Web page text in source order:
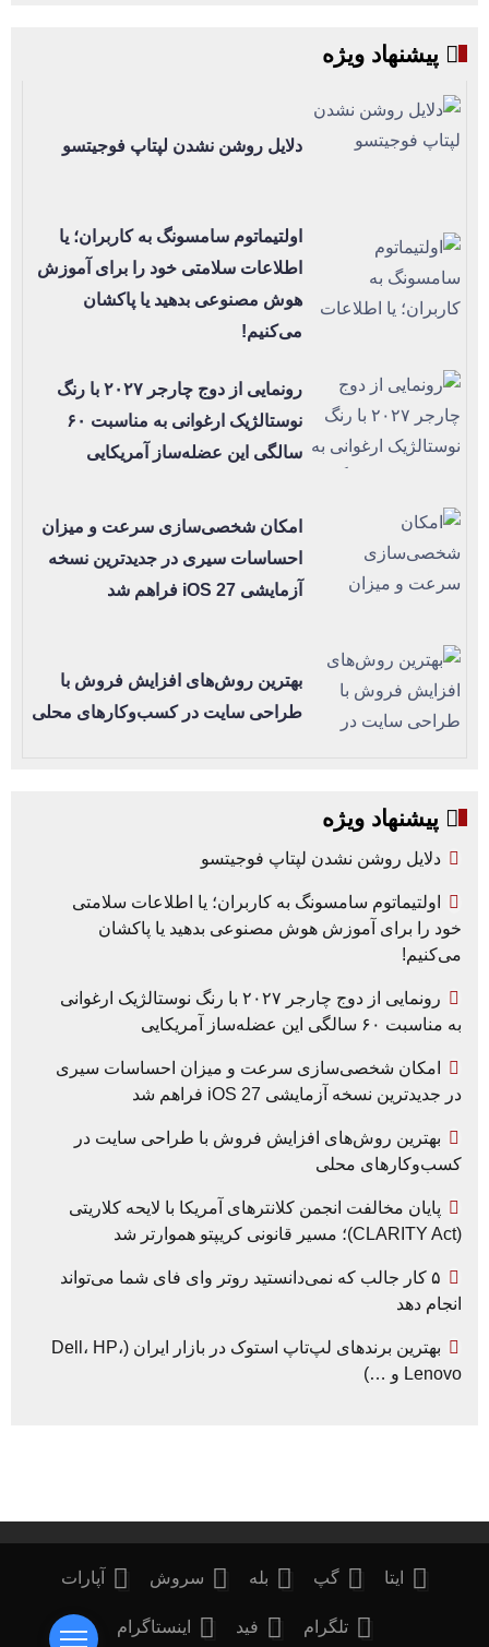
پیشنهاد ویژه
دلایل روشن نشدن لپتاپ فوجیتسو
اولتیماتوم سامسونگ به کاربران؛ یا
اطلاعات سلامتی خود را برای آموزش
هوش مصنوعی بدهید یا پاکشان
می‌کنیم!
رونمایی از دوج چارجر ۲۰۲۷ با رنگ
نوستالژیک ارغوانی به مناسبت ۶۰
سالگی این عضله‌ساز آمریکایی
امکان شخصی‌سازی سرعت و میزان
احساسات سیری در جدیدترین نسخه
آزمایشی iOS 27 فراهم شد
بهترین روش‌های افزایش فروش با
طراحی سایت در کسب‌وکارهای محلی
پیشنهاد ویژه
دلایل روشن نشدن لپتاپ فوجیتسو
اولتیماتوم سامسونگ به کاربران؛ یا اطلاعات سلامتی
خود را برای آموزش هوش مصنوعی بدهید یا پاکشان
می‌کنیم!
رونمایی از دوج چارجر ۲۰۲۷ با رنگ نوستالژیک ارغوانی
به مناسبت ۶۰ سالگی این عضله‌ساز آمریکایی
امکان شخصی‌سازی سرعت و میزان احساسات سیری
در جدیدترین نسخه آزمایشی iOS 27 فراهم شد
بهترین روش‌های افزایش فروش با طراحی سایت در
کسب‌وکارهای محلی
پایان مخالفت انجمن کلانترهای آمریکا با لایحه کلاریتی
(CLARITY Act)؛ مسیر قانونی کریپتو هموارتر شد
۵ کار جالب که نمی‌دانستید روتر وای فای شما می‌تواند
انجام دهد
بهترین برندهای لپ‌تاپ استوک در بازار ایران (Dell، HP،
Lenovo و …)
ایتا گپ بله سروش آپارات
تلگرام فید اینستاگرام